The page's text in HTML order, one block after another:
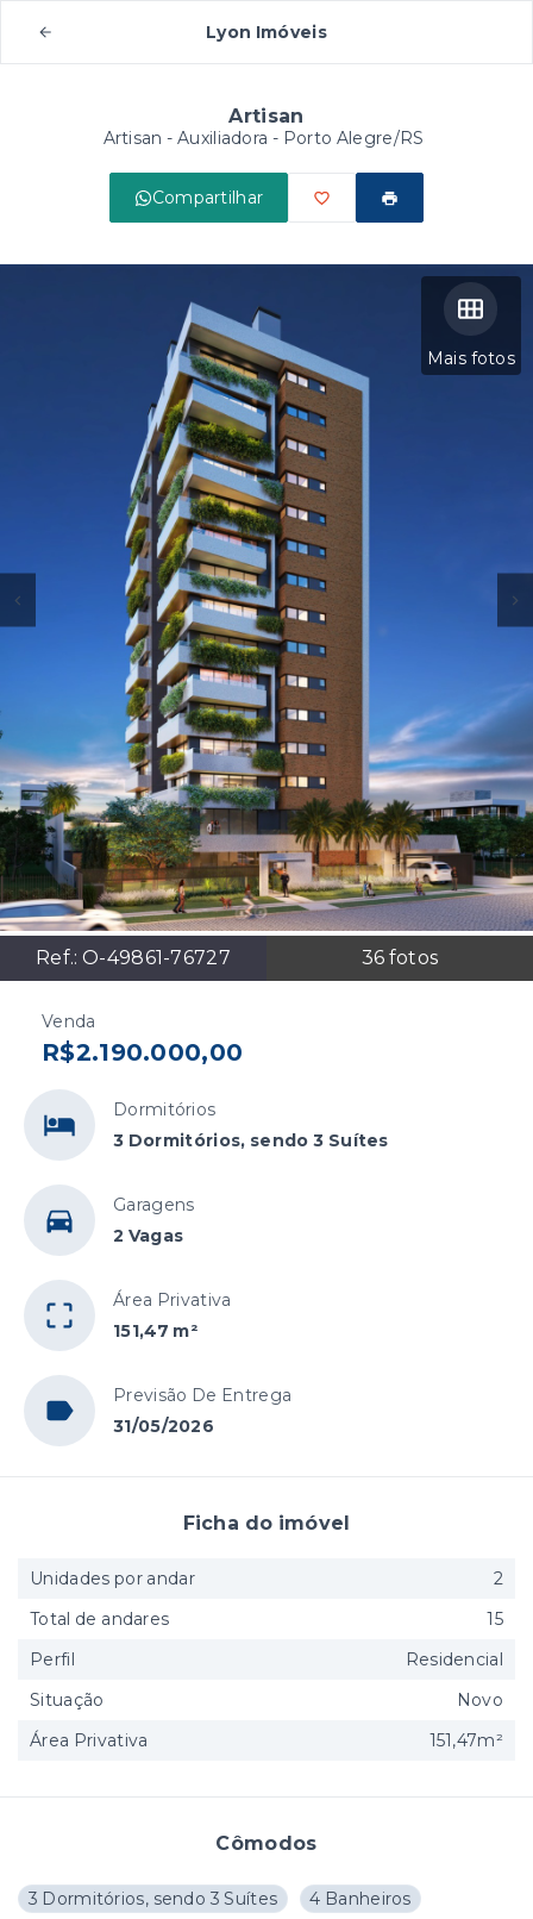
Lyon Imóveis
Artisan
Artisan -Auxiliadora - Porto Alegre/RS
Compartilhar
Mais fotos
Ref.:O-49861-76727 36 fotos
Venda
R$2.190.000,00
Dormitórios
3 Dormitórios, sendo 3 Suítes
Garagens
2 Vagas
Área Privativa
151,47 m²
Previsão De Entrega
31/05/2026
Cômodos
3 Dormitórios, sendo 3 Suítes
4 Banheiros
Ficha do imóvel
Unidades por andar
2
Total de andares
15
Perfil
Residencial
Situação
Novo
Área Privativa
151,47m²